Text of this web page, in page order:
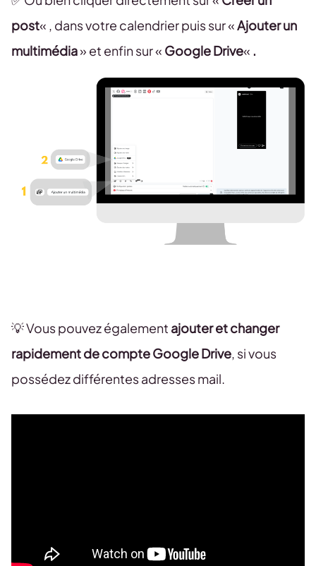
post« , dans votre calendrier puis sur «Ajouter un
multimédia» et enfin sur « Google Drive« .
💡 Vous pouvez également ajouter et changer
rapidement de compte Google Drive, si vous
possédez différentes adresses mail.